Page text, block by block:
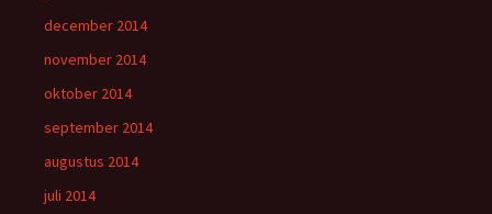
december 2014
november 2014
oktober 2014
september 2014
augustus 2014
juli 2014